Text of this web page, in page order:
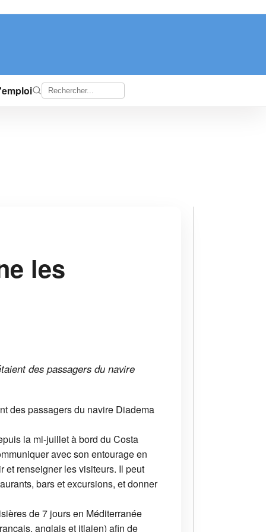
les
des passagers du navire
des passagers du navire Diadema
la mi-juillet à bord du Costa
avec son entourage en
et renseigner les visiteurs. Il peut
bars et excursions, et donner
de 7 jours en Méditerranée
anglais et itlaien) afin de